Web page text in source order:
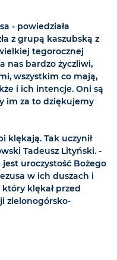
- powiedziała
z grupą kaszubską z
tegorocznej
nas bardzo życzliwi,
wszystkim co mają,
i ich intencje. Oni są
im za to dziękujemy
klękają. Tak uczynił
Tadeusz Lityński. -
uroczystość Bożego
w ich duszach i
klękał przed
zielonogórsko-